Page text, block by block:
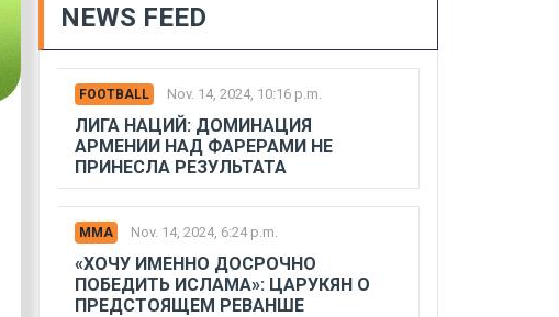
NEWS FEED
FOOTBALL Nov. 14, 2024, 10:16 p.m.
ЛИГА НАЦИЙ: ДОМИНАЦИЯ
АРМЕНИИ НАД ФАРЕРАМИ НЕ
ПРИНЕСЛА РЕЗУЛЬТАТА
MMA Nov. 14, 2024, 6:24 p.m.
«ХОЧУ ИМЕННО ДОСРОЧНО
ПОБЕДИТЬ ИСЛАМА»: ЦАРУКЯН О
ПРЕДСТОЯЩЕМ РЕВАНШЕ